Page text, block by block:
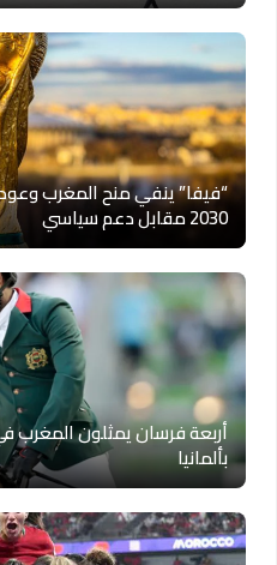
“فيفا” ينفي منح المغرب
2030 مقابل دعم سياسي
أربعة فرسان يمثلون المغرب
بألمانيا